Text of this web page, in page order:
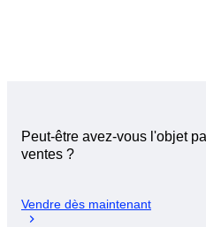
Peut-être avez-vous l'objet
ventes ?
Vendre dès maintenant